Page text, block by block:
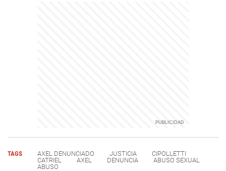
TAGS AXEL DENUNCIADO JUSTICIA
CIPOLLETTI
CATRIEL
AXEL DENUNCIA
ABUSO SEXUAL
ABUSO